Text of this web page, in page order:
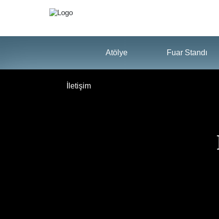
Atölye Fuar Standı
İletişim